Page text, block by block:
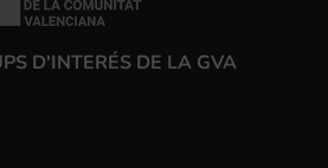
D'INTERÉS DE LA GVA